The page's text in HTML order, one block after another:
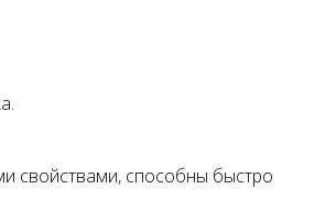
свойствами, способны быстро